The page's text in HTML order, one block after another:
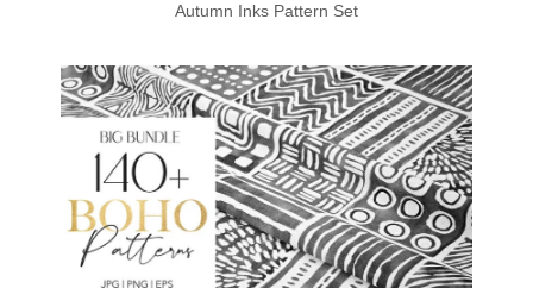
Autumn Inks Pattern Set